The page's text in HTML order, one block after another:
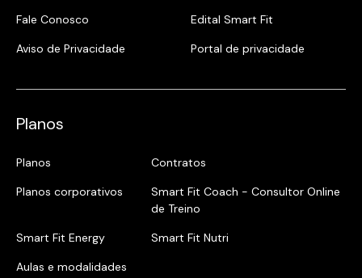
Fale Conosco
Edital Smart Fit
Aviso de Privacidade
Portal de privacidade
Planos
Planos
Contratos
Planos corporativos
Smart Fit Coach - Consultor Online
de Treino
Smart Fit Energy
Smart Fit Nutri
Aulas e modalidades